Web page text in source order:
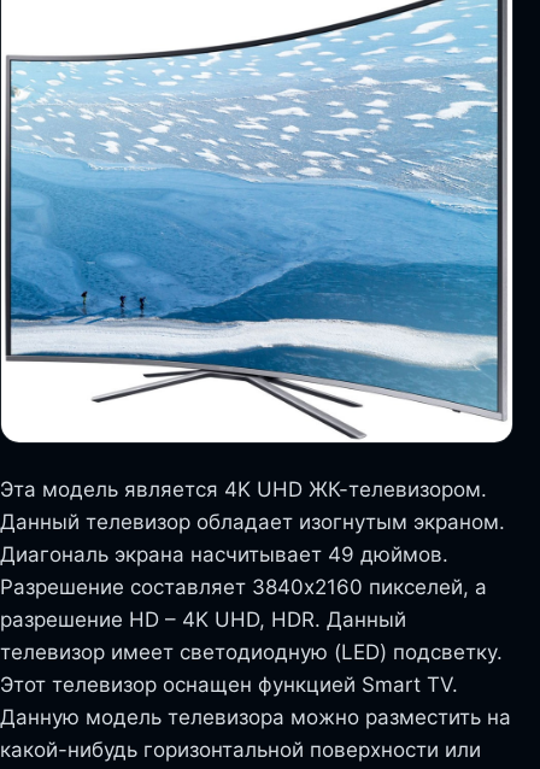
Эта модель является 4K UHD ЖК-телевизором.
Данный телевизор обладает изогнутым экраном.
Диагональ экрана насчитывает 49 дюймов.
Разрешение составляет 3840х2160 пикселей, а
разрешение HD – 4K UHD, HDR. Данный
телевизор имеет светодиодную (LED) подсветку.
Этот телевизор оснащен функцией Smart TV.
Данную модель телевизора можно разместить на
какой-нибудь горизонтальной поверхности или